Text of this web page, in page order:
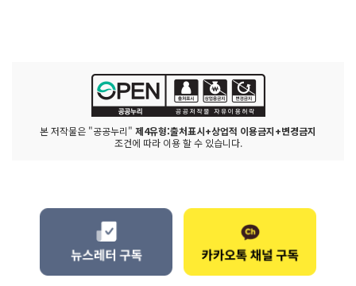
본 저작물은 "공공누리" 제4유형:출처표시+상업적 이용금지+변경금지
조건에 따라 이용 할 수 있습니다.